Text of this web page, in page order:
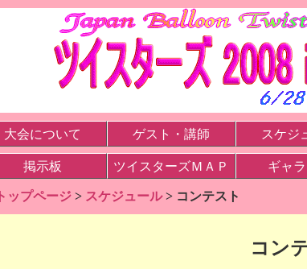
大会について ゲスト・講師 スケジ
掲示板 ツイスターズＭＡＰ ギャ
トップページ > スケジュール> コンテスト
コン